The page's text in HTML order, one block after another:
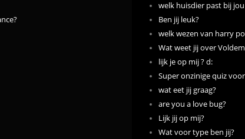
welk huisdier past bij jou
Ben jij leuk?
welk wezen van harry
Wat weet jij over
lijk je op mij ? d:
Super onzinige quiz
wat eet jij graag?
are you a love bug?
Lijk jij op mij?
Wat voor type ben jij?